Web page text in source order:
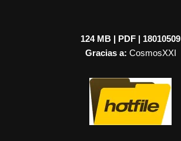
124 MB | PDF | 18010509
Gracias a: CosmosXXI